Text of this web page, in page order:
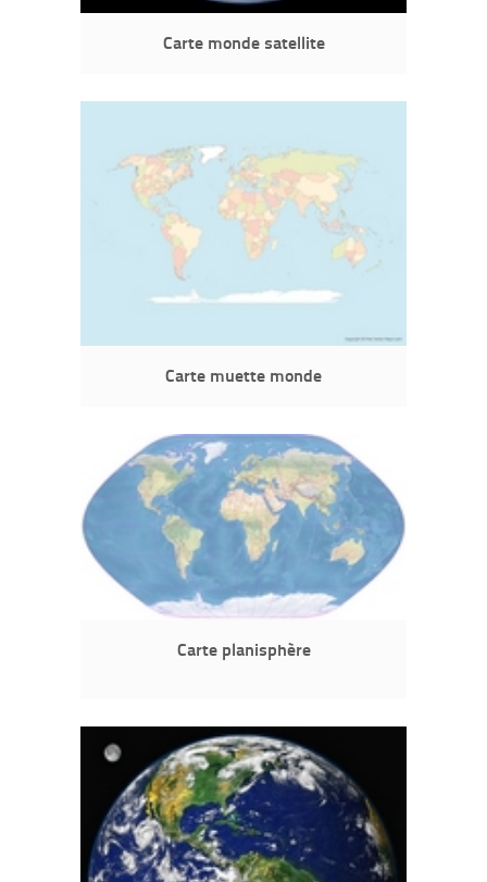
Carte monde satellite
Carte muette monde
Carte planisphère